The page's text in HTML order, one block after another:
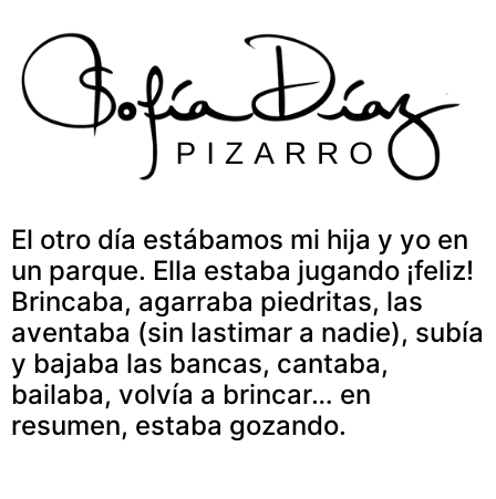
content
El otro día estábamos mi hija y yo en
un parque. Ella estaba jugando ¡feliz!
Brincaba, agarraba piedritas, las
aventaba (sin lastimar a nadie), subía
y bajaba las bancas, cantaba,
bailaba, volvía a brincar… en
resumen, estaba gozando.